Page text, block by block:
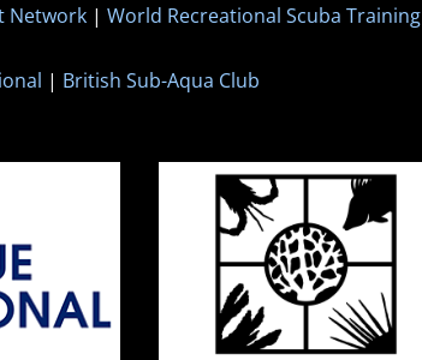
Network | World Recreational Scuba Training
| British Sub-Aqua Club